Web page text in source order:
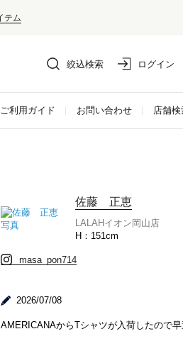
テム
絞込検索 ログイン
ご利用ガイド お問い合わせ 店舗検
佐藤 正恵
LALAHイオン岡山店
151cm
masa_pon714
2026/07/08
AMERICANAからTシャツが入荷したので